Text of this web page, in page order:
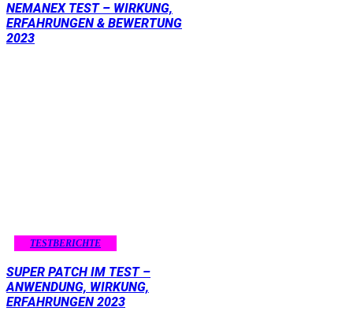
NEMANEX TEST – WIRKUNG,
ERFAHRUNGEN & BEWERTUNG
2023
TESTBERICHTE
SUPER PATCH IM TEST –
ANWENDUNG, WIRKUNG,
ERFAHRUNGEN 2023